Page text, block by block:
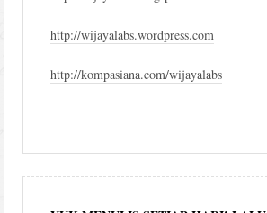
http://wijayalabs.wordpress.com
http://kompasiana.com/wijayalabs